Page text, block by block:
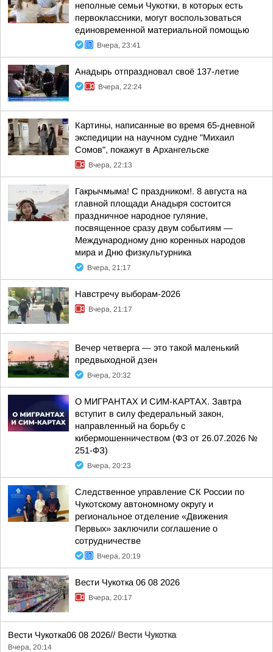
неполные семьи Чукотки, в которых есть
первоклассники, могут воспользоваться
единовременной материальной помощью
Вчера, 23:41
Анадырь отпраздновал своё 137-летие
Вчера, 22:24
Картины, написанные во время 65-дневной
экспедиции на научном судне "Михаил
Сомов", покажут в Архангельске
Вчера, 22:13
Гакрычмыма! С праздником!. 8 августа на
главной площади Анадыря состоится
праздничное народное гуляние,
посвященное сразу двум событиям —
Международному дню коренных народов
мира и Дню физкультурника
Вчера, 21:17
Навстречу выборам-2026
Вчера, 21:17
Вечер четверга — это такой маленький
предвыходной дзен
Вчера, 20:32
О МИГРАНТАХ И СИМ-КАРТАХ. Завтра
вступит в силу федеральный закон,
направленный на борьбу с
кибермошенничеством (ФЗ от 26.07.2026 №
251-ФЗ)
Вчера, 20:23
Следственное управление СК России по
Чукотскому автономному округу и
региональное отделение «Движения
Первых» заключили соглашение о
сотрудничестве
Вчера, 20:19
Вести Чукотка 06 08 2026
Вчера, 20:17
Вести Чукотка06 08 2026// Вести Чукотка
Вчера, 20:14